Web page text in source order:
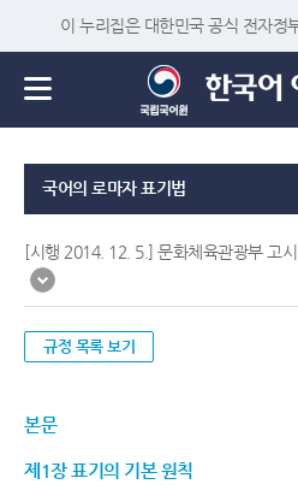
이 누리집은 대한민국 공식 전자정
국어의 로마자 표기법
[시행 2014. 12. 5.] 문화체육관광부 고
규정 목록 보기
본문
제1장 표기의 기본 원칙